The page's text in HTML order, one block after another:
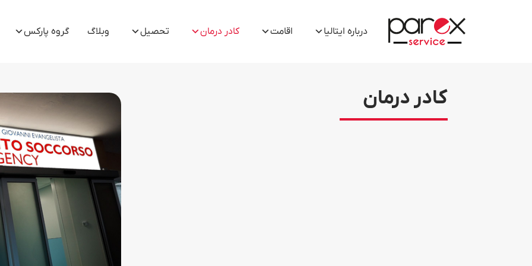
درباره ایتالیا اقامت کادر درمان تحصیل وبلاگ گروه پارکس
کادر درمان